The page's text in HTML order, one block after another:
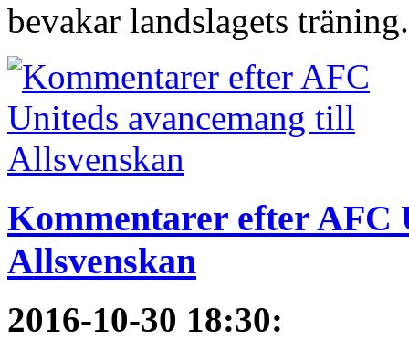
bevakar landslagets
Kommentarer efter AFC
Allsvenskan
2016-10-30 18:30: